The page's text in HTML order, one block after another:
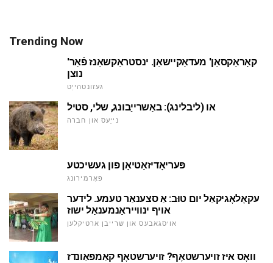
Trending Now
'קאָראַקסאַן' מעדאַקיישאַן. ינסטראַקשאַנז פֿאַר
נוצן
געזונטהייַט
או (ליבלינג): באַשרייַבונג, שלי, סטיל
נייַעס און חברה
פּעריאָדיזאַטיאָן פון געשיכטע
פאָרמירונג
עקאָלאָגיקאַל יום טוּב: אַ סצענאַר טעמע. לידער
אויף ינווייראַנמענאַל ישוז
אויסגאבעס און שרייבן ארטיקלען
וואָס איז זויערשטאָף? זויערשטאָף קאַמפּאַונדז